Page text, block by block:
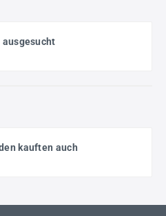
ausgesucht
kauften auch